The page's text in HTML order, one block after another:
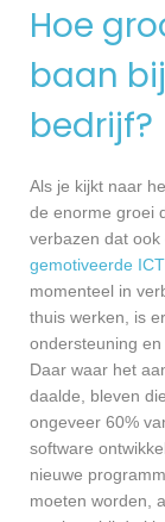
Hoe
baan
bedrijf?
Als je kijkt naar
de enorme groei
verbazen dat
gemotiveerde
momenteel in
thuis werken, is
ondersteuning en
Daar waar het
daalde, bleven
ongeveer 60%
software
nieuwe
moeten worden,